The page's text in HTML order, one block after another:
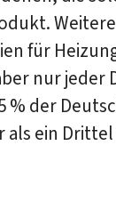
für
nur
% der
ein